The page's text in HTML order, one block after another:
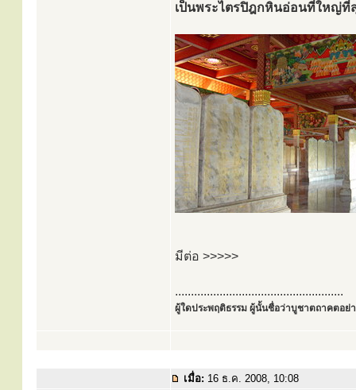
เป็นพระไตรปิฎกหินอ่อนที่ใหญ่
มีต่อ >>>>>
.....................................................
ผู้ใดประพฤติธรรม ผู้นั้นชื่อว่าบูชาตถาคตอย่า
เมื่อ: 16 ธ.ค. 2008, 10:08